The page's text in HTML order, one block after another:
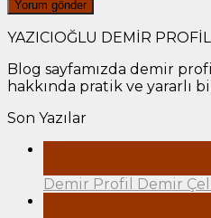
YAZICIOĞLU DEMİR PROFİL
Blog sayfamızda demir
hakkında pratik ve yararlı
Son Yazılar
Demir Profil Demir